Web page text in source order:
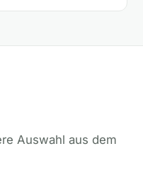
Auswahl aus dem